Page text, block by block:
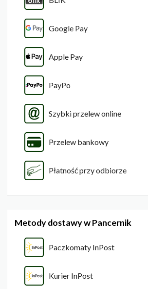
Google Pay
Apple Pay
PayPo
Szybki przelew online
Przelew bankowy
Płatność przy odbiorze
Metody dostawy w Pancernik
Paczkomaty InPost
Kurier InPost